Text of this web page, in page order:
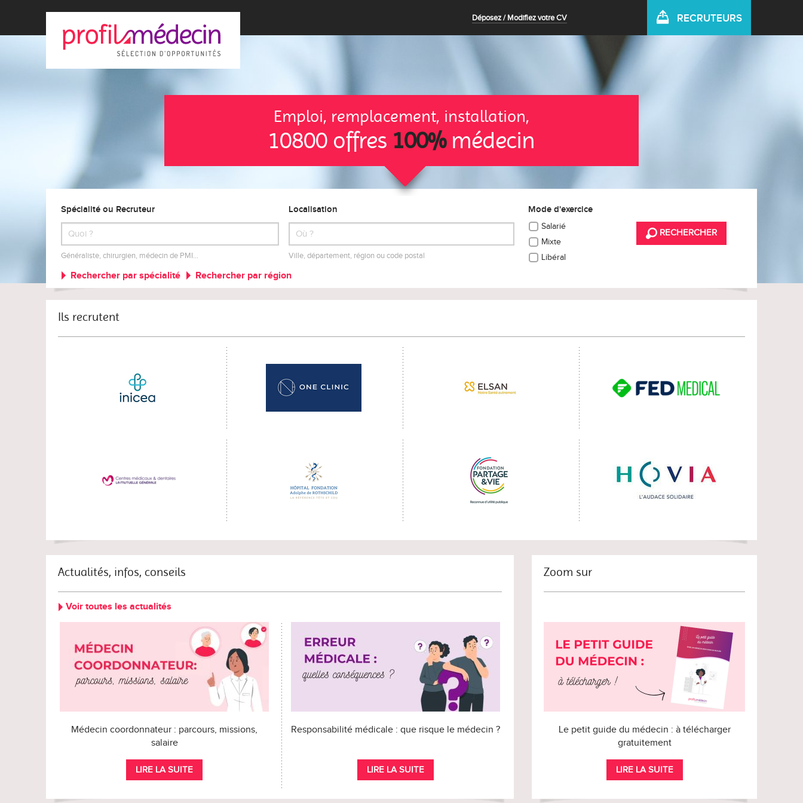
Déposez / Modifiez votre CV RECRUTEURS
Emploi, remplacement, installation,
10800 offres 100%médecin
Spécialité ou Recruteur
Généraliste, chirurgien, médecin de PMI…
Localisation
Ville, département, région ou code postal
Mode d'exercice
Salarié
Mixte
Libéral
RECHERCHER
Rechercher par spécialité Rechercher par région
Ils recrutent
Actualités, infos, conseils
Voir toutes les actualités
Médecin coordonnateur : parcours, missions,
salaire
LIRE LA SUITE
Responsabilité médicale : que risque le médecin ?
LIRE LA SUITE
Zoom sur
Le petit guide du médecin : à télécharger
gratuitement
LIRE LA SUITE